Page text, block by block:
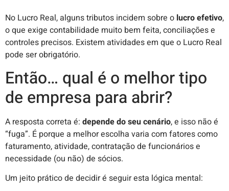
No Lucro Real, alguns tributos incidem sobre o lucro efetivo,
o que exige contabilidade muito bem feita, conciliações e
controles precisos. Existem atividades em que o Lucro Real
pode ser obrigatório.
Então… qual é o melhor tipo
de empresa para abrir?
A resposta correta é: depende do seu cenário, e isso não é
“fuga”. É porque a melhor escolha varia com fatores como
faturamento, atividade, contratação de funcionários e
necessidade (ou não) de sócios.
Um jeito prático de decidir é seguir esta lógica mental: